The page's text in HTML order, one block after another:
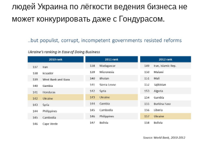
людей Украина по лёгкости ведения бизнеса не
может конкурировать даже с Гондурасом.